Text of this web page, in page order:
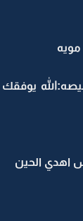
يوفقك
اهدي الحين